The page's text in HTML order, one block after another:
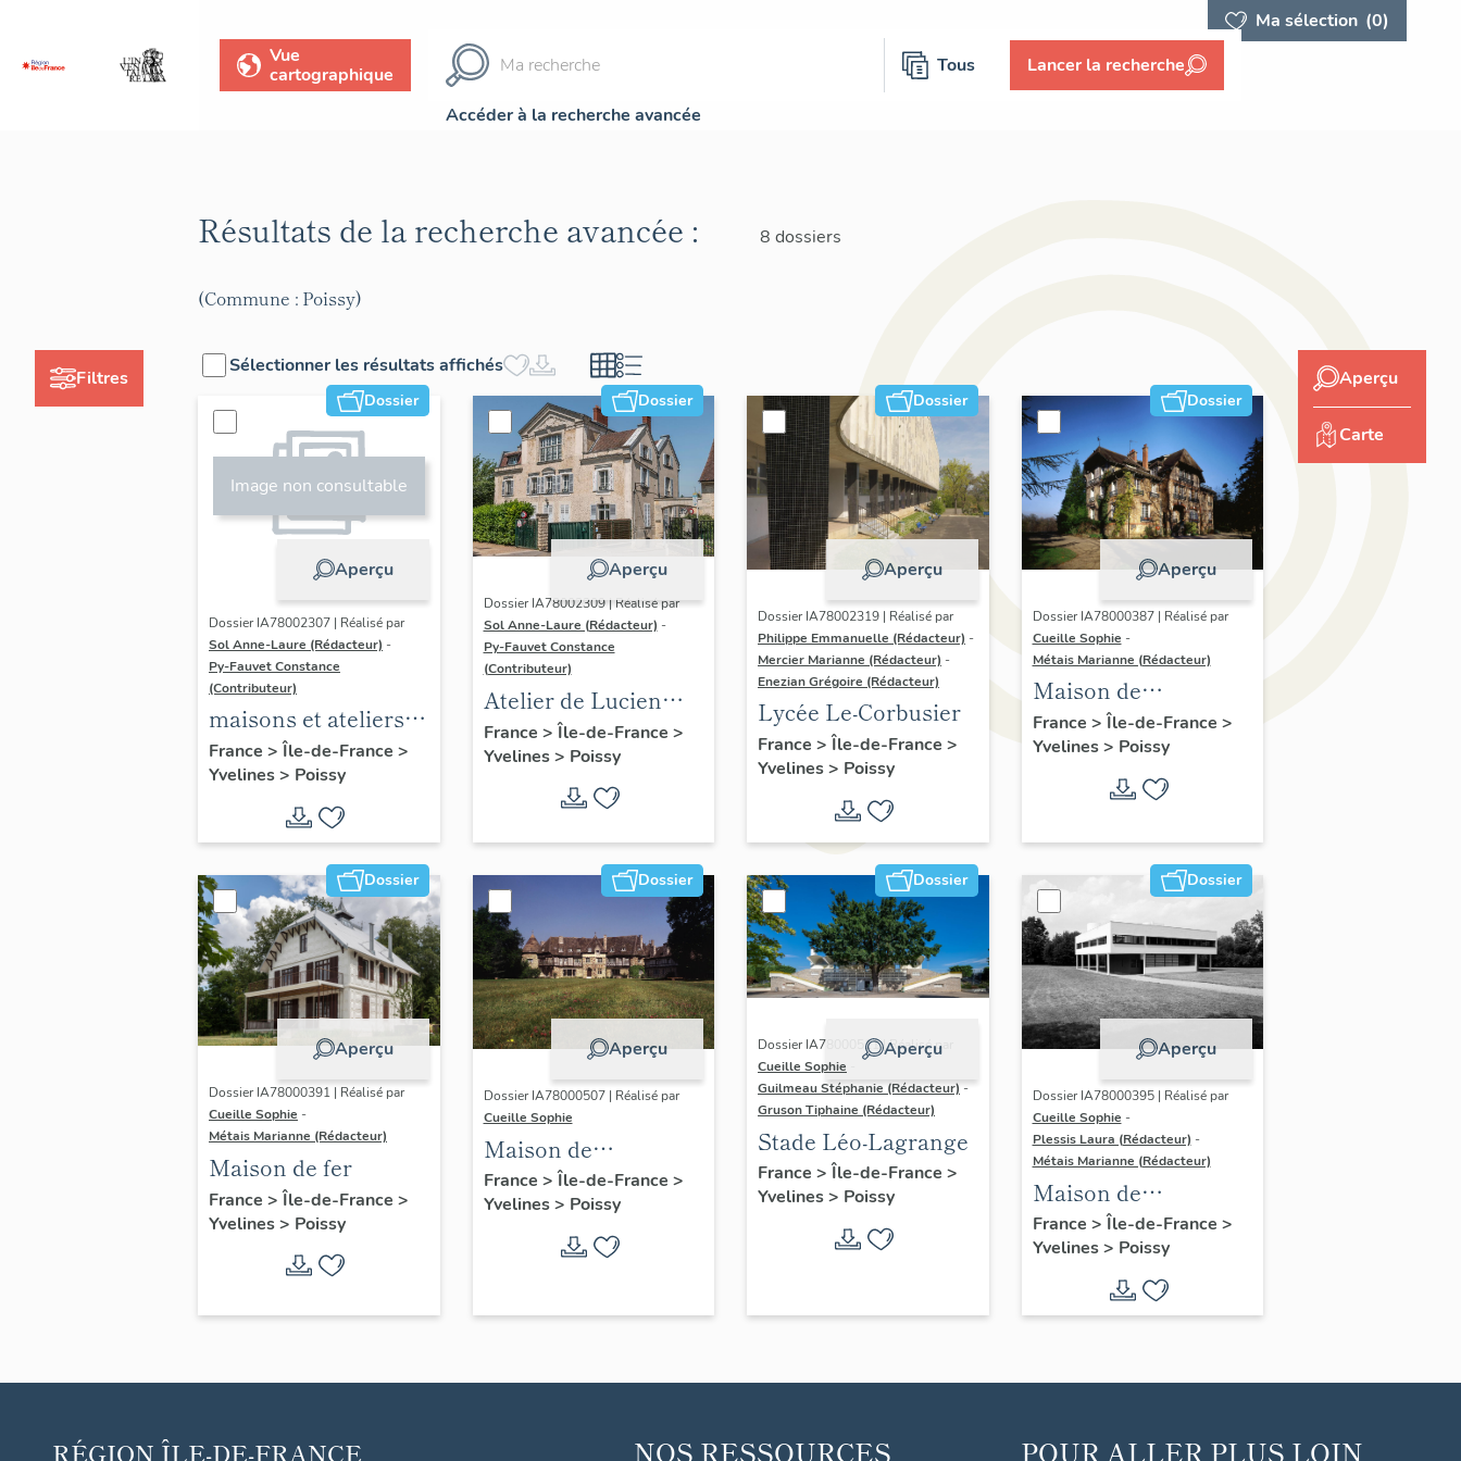
Ma sélection (0)
Vue
cartographique
Tous Lancer la recherche
Accéder à la recherche avancée
Filtres
Résultats de la recherche avancée : 8 dossiers
(Commune : Poissy)
Sélectionner les résultats affichés
Dossier
Image non consultable
Aperçu
Dossier IA78002307 | Réalisé par
Sol Anne-Laure (Rédacteur) -
Py-Fauvet Constance
(Contributeur)
maisons et ateliers
des peintres Ernest
et Charles
Meissonier
France > Île-de-France >
Yvelines> Poissy
Dossier
Aperçu
Dossier IA78002309 | Réalisé par
Sol Anne-Laure (Rédacteur) -
Py-Fauvet Constance
(Contributeur)
Atelier de Lucien
Gros, actuellement
Atelier des Peintres
de l'Abbaye
France > Île-de-France >
Yvelines> Poissy
Dossier
Aperçu
Dossier IA78002319 | Réalisé par
Philippe Emmanuelle (Rédacteur) -
Mercier Marianne (Rédacteur) -
Enezian Grégoire (Rédacteur)
Lycée Le-Corbusier
France > Île-de-France >
Yvelines> Poissy
Dossier
Aperçu
Dossier IA78000387 | Réalisé par
Cueille Sophie -
Métais Marianne (Rédacteur)
Maison de
villégiature L'Escale,
autrefois villa Félix
France > Île-de-France >
Yvelines> Poissy
Dossier
Aperçu
Dossier IA78000391 | Réalisé par
Cueille Sophie -
Métais Marianne (Rédacteur)
Maison de fer
France > Île-de-France >
Yvelines> Poissy
Dossier
Aperçu
Dossier IA78000507 | Réalisé par
Cueille Sophie
Maison de
villégiature de la
famille Agache
France > Île-de-France >
Yvelines> Poissy
Dossier
Aperçu
Dossier IA78000511 | Réalisé par
Cueille Sophie
Guilmeau Stéphanie (Rédacteur)-
Gruson Tiphaine (Rédacteur)
Stade Léo-Lagrange
France > Île-de-France >
Yvelines> Poissy
Dossier
Aperçu
Dossier IA78000395 | Réalisé par
Cueille Sophie -
Plessis Laura (Rédacteur) -
Métais Marianne (Rédacteur)
Maison de
villégiature dite Villa
Savoye, Les Heures
France > Île-de-France >
Yvelines> Poissy
Aperçu
Carte
RÉGION ÎLE-DE-FRANCE NOS RESSOURCES POUR ALLER PLUS LOIN